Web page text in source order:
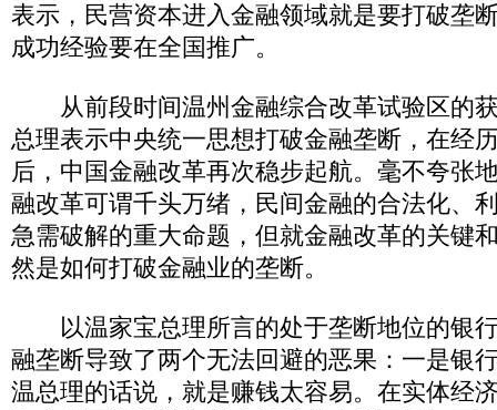
表示，民营资本进入金融领域就是要打破垄
成功经验要在全国推广。
从前段时间温州金融综合改革试验区的
总理表示中央统一思想打破金融垄断，在经
后，中国金融改革再次稳步起航。毫不夸张
融改革可谓千头万绪，民间金融的合法化、
急需破解的重大命题，但就金融改革的关键
然是如何打破金融业的垄断。
以温家宝总理所言的处于垄断地位的银
融垄断导致了两个无法回避的恶果：一是银
温总理的话说，就是赚钱太容易。在实体经